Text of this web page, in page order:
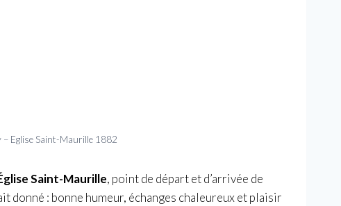
– Eglise Saint-Maurille 1882
Saint-Maurille, point de départ et d’arrivée de
donné : bonne humeur, échanges chaleureux et plaisir